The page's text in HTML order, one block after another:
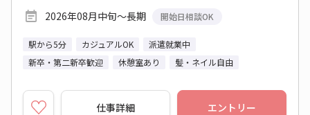
2026年08月中旬～長期
開始日相談OK
駅から5分 カジュアルOK
派遣就業中
新卒・第二新卒歓迎
休憩室あり 髪・ネイル自由
仕事詳細 エントリー